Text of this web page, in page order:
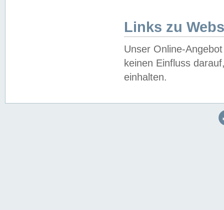
Links zu
Unser Online-
keinen Einfluss
einhalten.